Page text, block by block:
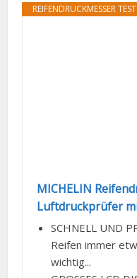
REIFENDRUCKMESSER
MICHELIN
Luftdruckprüfer
SCHNELL UND
Reifen immer
wichtig...